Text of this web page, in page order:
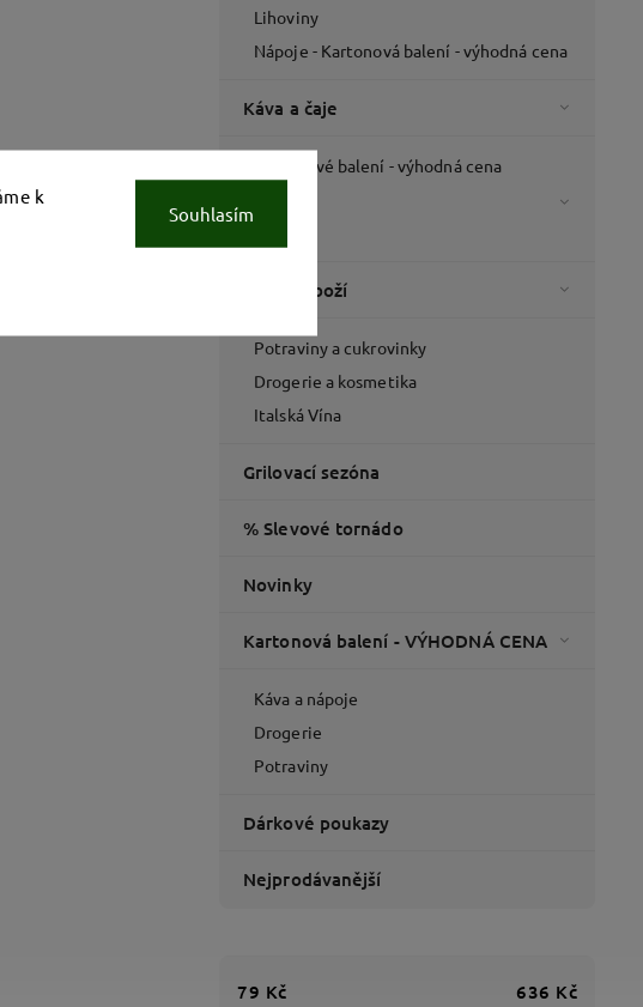
k
Souhlasím
Lihoviny
Nápoje - Kartonová balení - výhodná cena
Káva a čaje
Kartonové balení - výhodná cena
Italské zboží
Potraviny a cukrovinky
Drogerie a kosmetika
Italská Vína
Grilovací sezóna
% Slevové tornádo
Novinky
Kartonová balení - VÝHODNÁ CENA
Káva a nápoje
Drogerie
Potraviny
Dárkové poukazy
Nejprodávanější
79 Kč 636 Kč